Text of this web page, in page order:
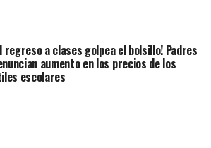
regreso a clases golpea el bolsillo! Padres
aumento en los precios de los
escolares